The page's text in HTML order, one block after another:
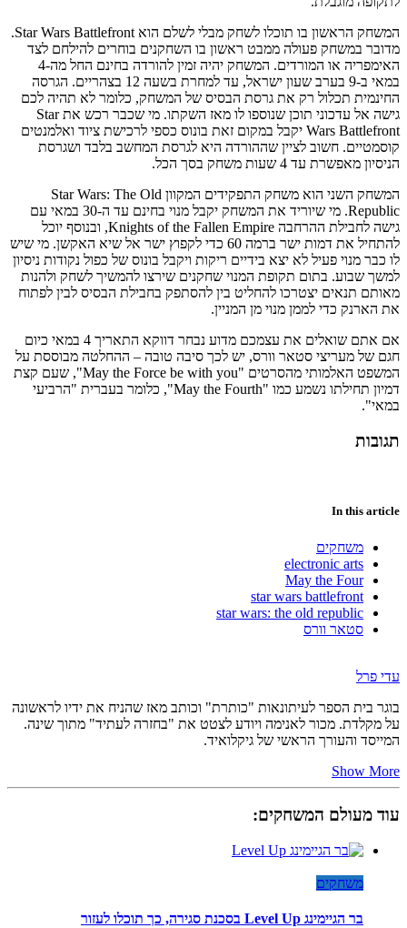
המשחק הראשון בו תוכלו לשחק מבלי לשלם הוא Star Wars Battlefront.
מדובר במשחק פעולה ממבט ראשון בו השחקנים בוחרים להילחם לצד
האימפריה או המורדים. המשחק יהיה זמין להורדה בחינם החל מה-4
במאי ב-9 בערב שעון ישראל, עד למחרת בשעה 12 בצהריים. הגרסה
החינמית תכלול רק את גרסת הבסיס של המשחק, כלומר לא תהיה לכם
גישה אל עדכוני תוכן שנוספו לו מאז השקתו. מי שכבר רכש את Star
Wars Battlefront יקבל במקום זאת בונוס כספי לרכישת ציוד ואלמנטים
קוסמטיים. חשוב לציין שההורדה היא לגרסת המחשב בלבד ושגרסת
הניסיון מאפשרת עד 4 שעות משחק בסך הכל.
המשחק השני הוא משחק התפקידים המקוון Star Wars: The Old
Republic. מי שיוריד את המשחק יקבל מנוי בחינם עד ה-30 במאי עם
גישה לחבילת ההרחבה Knights of the Fallen Empire, ובנוסף יוכל
להתחיל את דמות ישר ברמה 60 כדי לקפוץ ישר אל שיא האקשן. מי שיש
לו כבר מנוי פעיל לא יצא בידיים ריקות ויקבל בונוס של כפול נקודות ניסיון
למשך שבוע. בתום תקופת המנוי שחקנים שירצו להמשיך לשחק ולהנות
מאותם תנאים יצטרכו להחליט בין להסתפק בחבילת הבסיס לבין לפתוח
את הארנק כדי לממן מנוי מן המניין.
אם אתם שואלים את עצמכם מדוע נבחר דווקא התאריך 4 במאי כיום
חגם של מעריצי סטאר וורס, יש לכך סיבה טובה – ההחלטה מבוססת על
המשפט האלמותי מהסרטים "May the Force be with you", שעם קצת
דמיון תחילתו נשמע כמו "May the Fourth", כלומר בעברית "הרביעי
במאי".
תגובות
In this article
משחקים
electronic arts
May the Four
star wars battlefront
star wars: the old republic
סטאר וורס
עדי פרל
בוגר בית הספר לעיתונאות "כותרת" וכותב מאז שהניח את ידיו לראשונה
על מקלדת. מכור לאנימה ויודע לצטט את "בחזרה לעתיד" מתוך שינה.
המייסד והעורך הראשי של גיקלואיד.
Show More
עוד מעולם המשחקים:
משחקים
בר הגיימינג Level Up בסכנת סגירה, כך תוכלו לעזור